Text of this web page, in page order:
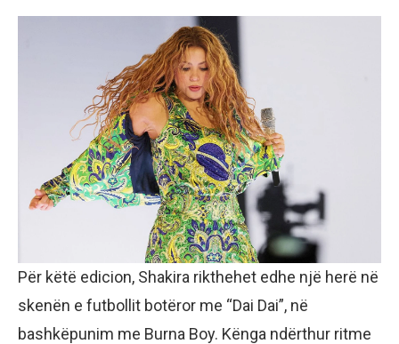
Për këtë edicion, Shakira rikthehet edhe një herë në
skenën e futbollit botëror me “Dai Dai”, në
bashkëpunim me Burna Boy. Kënga ndërthur ritme